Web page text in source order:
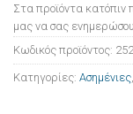
Στα προϊόντα κατόπιν
μας να σας
Κωδικός προϊόντος:
Κατηγορίες: Ασημένιες